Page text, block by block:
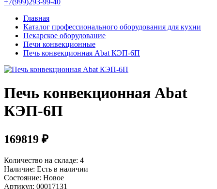
+7(999)293-99-40
Главная
Каталог профессионального оборудования для кухни
Пекарское оборудование
Печи конвекционные
Печь конвекционная Abat КЭП-6П
Печь конвекционная Abat
КЭП-6П
169819 ₽
Количество на складе: 4
Наличие: Есть в наличии
Состояние: Новое
Артикул: 00017131